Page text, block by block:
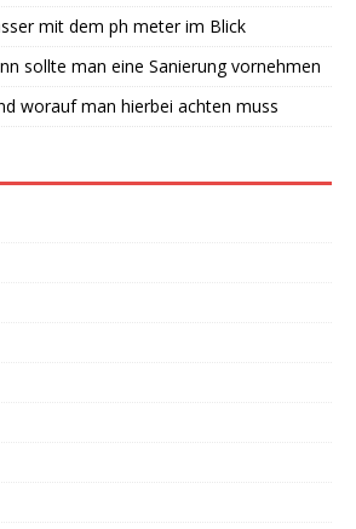
mit dem ph meter im Blick
sollte man eine Sanierung vornehmen
worauf man hierbei achten muss